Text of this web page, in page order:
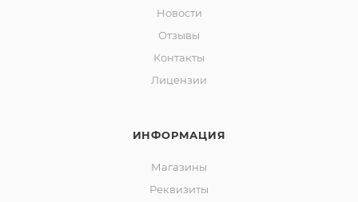
Новости
Отзывы
Контакты
Лицензии
ИНФОРМАЦИЯ
Магазины
Реквизиты